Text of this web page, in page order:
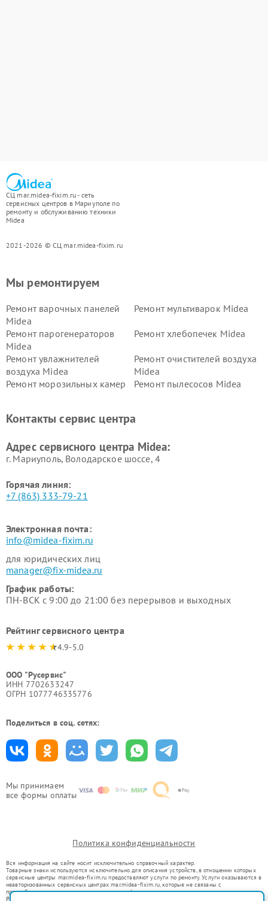
СЦ mar.midea-fixim.ru - сеть
сервисных центров в Мариуполе по
ремонту и обслуживанию техники
Midea
2021-2026 © СЦ mar.midea-fixim.ru
Мы принимаем
все формы оплаты
Мы ремонтируем
Ремонт варочных панелей
Midea
Ремонт мультиварок Midea
Ремонт парогенераторов
Midea
Ремонт хлебопечек Midea
Ремонт увлажнителей
воздуха Midea
Ремонт очистителей воздуха
Midea
Ремонт морозильных камер
Ремонт пылесосов Midea
пылесосов Midea
Midea
Контакты сервис центра
Адрес сервисного центра Midea:
г. Мариуполь, Володарское шоссе, 4
Горячая линия:
+7 (863) 333-79-21
Электронная почта:
info@midea-fixim.ru
для юридических лиц
manager@fix-midea.ru
График работы:
ПН-ВСК с 9:00 до 21:00 без перерывов и выходных
Рейтинг сервисного центра
4.9-5.0
ООО "Русервис"
ИНН 7702633247
ОГРН 1077746335776
Поделиться в соц. сетях:
Политика конфиденциальности
Вся информация на сайте носит исключительно справочный характер.
Товарные знаки используются исключительно для описания устройств, в отношении которых
сервисные центры mar.midea-fixim.ru предоставляют услуги по ремонту. Услуги оказываются в
неавторизованных сервисных центрах mar.midea-fixim.ru, которые не связаны с
правообладателями товарных знаков или их официальными представителями.
Ремонт осуществляется для устройств, уже введенных в гражданский оборот в соответствии